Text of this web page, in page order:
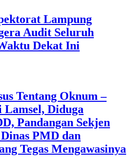
Lampung
Audit Seluruh
Dekat Ini
Tentang Oknum –
Lamsel, Diduga
Pandangan Sekjen
PMD dan
Tegas Mengawasinya